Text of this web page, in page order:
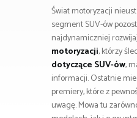
Świat motoryzacji
segment SUV-ów
najdynamiczniej
motoryzacji, którzy
dotyczące SUV-ów,
informacji. Ostatnie
premiery, które z
uwagę. Mowa tu